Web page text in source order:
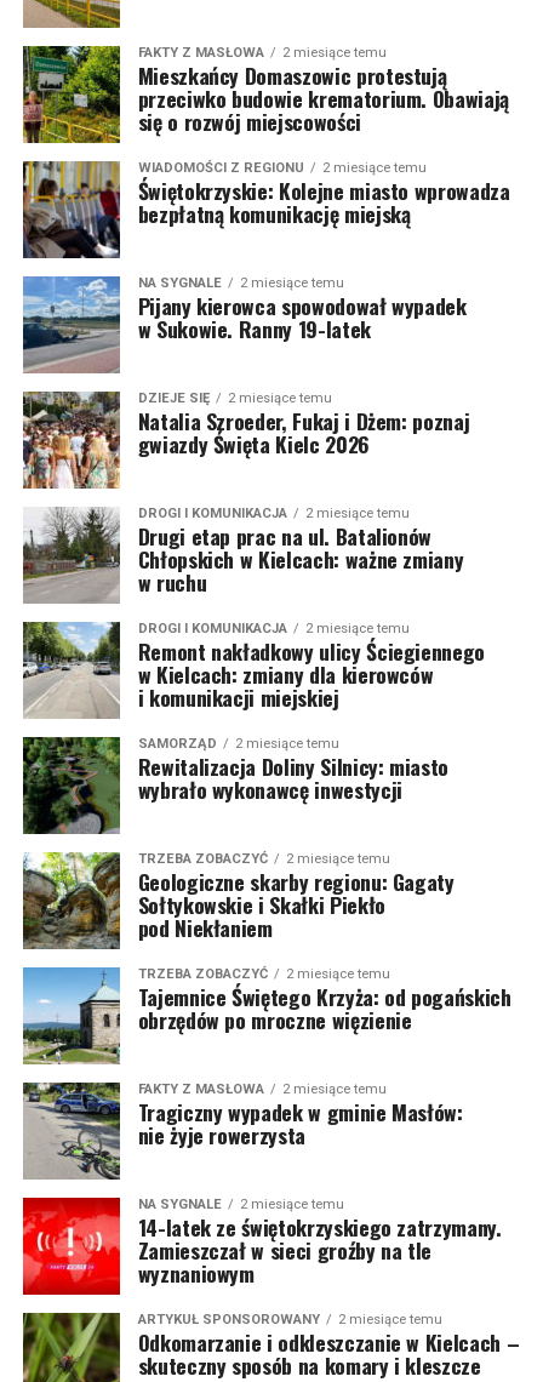
FAKTY Z MASŁOWA 2 miesiące temu
Mieszkańcy Domaszowic protestują
przeciwko budowie krematorium. Obawiają
się o rozwój miejscowości
WIADOMOŚCI Z REGIONU 2 miesiące temu
Świętokrzyskie: Kolejne miasto wprowadza
bezpłatną komunikację miejską
NA SYGNALE 2 miesiące temu
Pijany kierowca spowodował wypadek
w Sukowie. Ranny 19-latek
DZIEJE SIĘ 2 miesiące temu
Natalia Szroeder, Fukaj i Dżem: poznaj
gwiazdy Święta Kielc 2026
DROGI I KOMUNIKACJA 2 miesiące temu
Drugi etap prac na ul. Batalionów
Chłopskich w Kielcach: ważne zmiany
w ruchu
DROGI I KOMUNIKACJA 2 miesiące temu
Remont nakładkowy ulicy Ściegiennego
w Kielcach: zmiany dla kierowców
i komunikacji miejskiej
SAMORZĄD 2 miesiące temu
Rewitalizacja Doliny Silnicy: miasto
wybrało wykonawcę inwestycji
TRZEBA ZOBACZYĆ 2 miesiące temu
Geologiczne skarby regionu: Gagaty
Sołtykowskie i Skałki Piekło
pod Niekłaniem
TRZEBA ZOBACZYĆ 2 miesiące temu
Tajemnice Świętego Krzyża: od pogańskich
obrzędów po mroczne więzienie
FAKTY Z MASŁOWA 2 miesiące temu
Tragiczny wypadek w gminie Masłów:
nie żyje rowerzysta
NA SYGNALE 2 miesiące temu
14-latek ze świętokrzyskiego zatrzymany.
Zamieszczał w sieci groźby na tle
wyznaniowym
ARTYKUŁ SPONSOROWANY 2 miesiące temu
Odkomarzanie i odkleszczanie w Kielcach –
skuteczny sposób na komary i kleszcze